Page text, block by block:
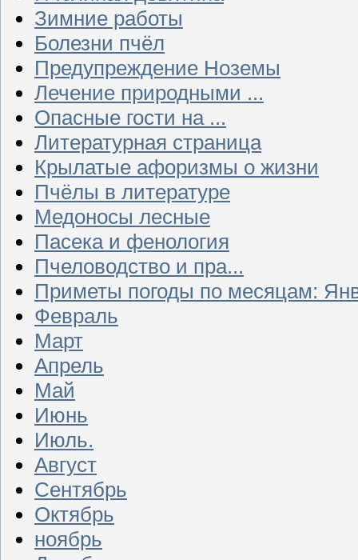
Зимние работы
Болезни пчёл
Предупреждение Ноземы
Лечение природными ...
Опасные гости на ...
Литературная страница
Крылатые афоризмы о жизни
Пчёлы в литературе
Медоносы лесные
Пасека и фенология
Пчеловодство и пра...
Приметы погоды по месяцам:
Февраль
Март
Апрель
Май
Июнь
Июль.
Август
Сентябрь
Октябрь
ноябрь